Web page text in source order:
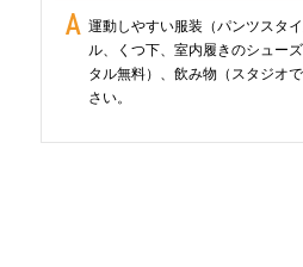
運動しやすい服装（パンツスタ
ル、くつ下、室内履きのシュー
タル無料）、飲み物（スタジオ
さい。